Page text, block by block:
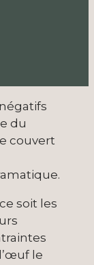
du
couvert
soit les
le